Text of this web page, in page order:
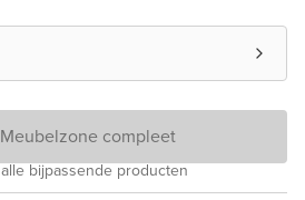
compleet
bijpassende producten